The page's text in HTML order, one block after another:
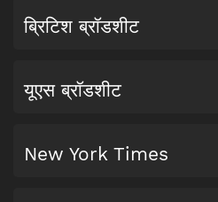
ब्रिटिश ब्रॉडशीट
यूएस ब्रॉडशीट
New York Times